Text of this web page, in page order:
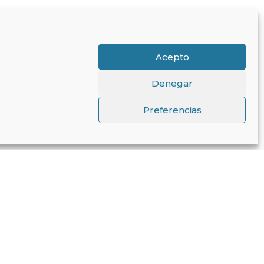
Acepto
Denegar
Preferencias
↑